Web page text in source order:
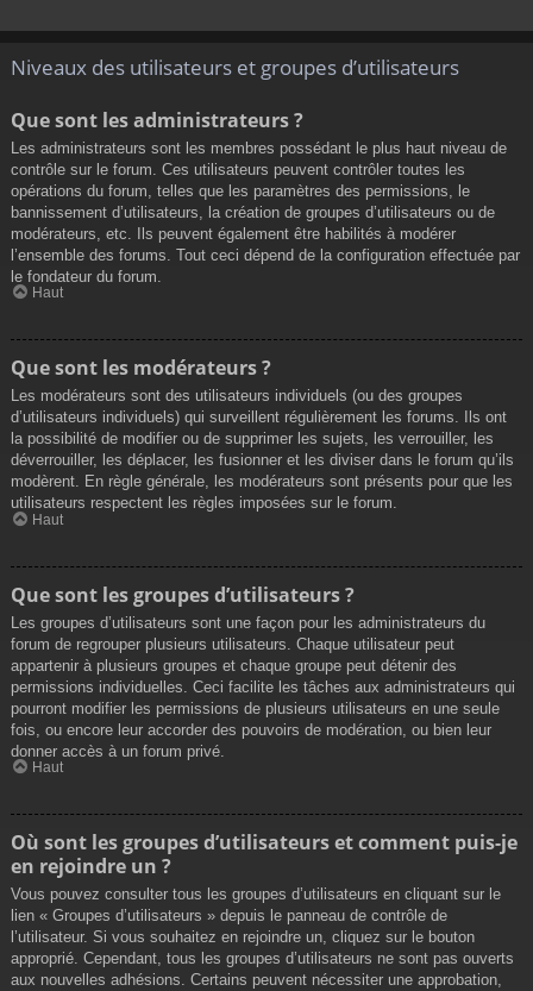
Niveaux des utilisateurs et groupes d’utilisateurs
Que sont les administrateurs ?
Les administrateurs sont les membres possédant le plus haut niveau de
contrôle sur le forum. Ces utilisateurs peuvent contrôler toutes les
opérations du forum, telles que les paramètres des permissions, le
bannissement d’utilisateurs, la création de groupes d’utilisateurs ou de
modérateurs, etc. Ils peuvent également être habilités à modérer
l’ensemble des forums. Tout ceci dépend de la configuration effectuée par
le fondateur du forum.
Haut
Que sont les modérateurs ?
Les modérateurs sont des utilisateurs individuels (ou des groupes
d’utilisateurs individuels) qui surveillent régulièrement les forums. Ils ont
la possibilité de modifier ou de supprimer les sujets, les verrouiller, les
déverrouiller, les déplacer, les fusionner et les diviser dans le forum qu’ils
modèrent. En règle générale, les modérateurs sont présents pour que les
utilisateurs respectent les règles imposées sur le forum.
Haut
Que sont les groupes d’utilisateurs ?
Les groupes d’utilisateurs sont une façon pour les administrateurs du
forum de regrouper plusieurs utilisateurs. Chaque utilisateur peut
appartenir à plusieurs groupes et chaque groupe peut détenir des
permissions individuelles. Ceci facilite les tâches aux administrateurs qui
pourront modifier les permissions de plusieurs utilisateurs en une seule
fois, ou encore leur accorder des pouvoirs de modération, ou bien leur
donner accès à un forum privé.
Haut
Où sont les groupes d’utilisateurs et comment puis-je
en rejoindre un ?
Vous pouvez consulter tous les groupes d’utilisateurs en cliquant sur le
lien « Groupes d’utilisateurs » depuis le panneau de contrôle de
l’utilisateur. Si vous souhaitez en rejoindre un, cliquez sur le bouton
approprié. Cependant, tous les groupes d’utilisateurs ne sont pas ouverts
aux nouvelles adhésions. Certains peuvent nécessiter une approbation,